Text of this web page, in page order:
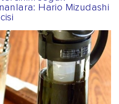
Hario Mizudashi